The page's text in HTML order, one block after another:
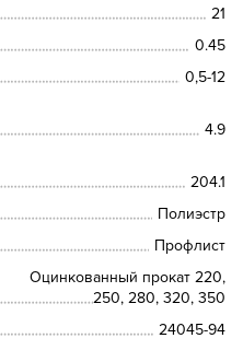
21
0.45
0,5-12
4.9
204.1
Полиэстр
Профлист
Оцинкованный прокат 220,
250, 280, 320, 350
24045-94